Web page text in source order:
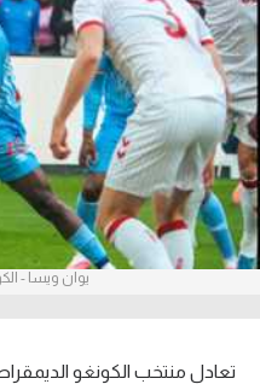
عدسات
آراء حرة
ركن الألعاب
بطولات
أمريكا 2026
الدوري الإنجليزي الممتاز
يوان ويسا -
تعادل منتخب الكونغو